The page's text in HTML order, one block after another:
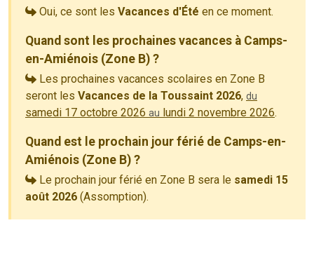
Oui, ce sont les Vacances d'Été en ce moment.
Quand sont les prochaines vacances à Camps-
en-Amiénois (Zone B) ?
Les prochaines vacances scolaires en Zone B
seront les Vacances de la Toussaint 2026, du
samedi 17 octobre 2026 au lundi 2 novembre 2026.
Quand est le prochain jour férié de Camps-en-
Amiénois (Zone B) ?
Le prochain jour férié en Zone B sera le samedi 15
août 2026 (Assomption).